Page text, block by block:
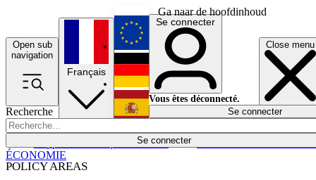
Ga naar de hoofdinhoud
Open sub
navigation
Close menu
Recherche
Se connecter
POLICY AREAS
Économie
Français
English
Deutsch
Español
Se connecter
Vous êtes déconnecté.
Se connecter
ÉCONOMIE